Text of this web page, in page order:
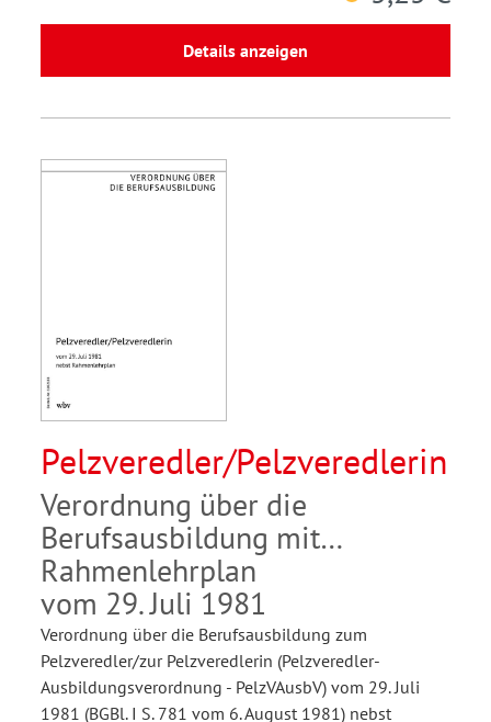
Details anzeigen
Pelzveredler/Pelzveredlerin
Verordnung über die
Berufsausbildung mit
Rahmenlehrplan
vom 29. Juli 1981
Verordnung über die Berufsausbildung zum
Pelzveredler/zur Pelzveredlerin (Pelzveredler-
Ausbildungsverordnung - PelzVAusbV) vom 29. Juli
1981 (BGBl. I S. 781 vom 6. August 1981) nebst